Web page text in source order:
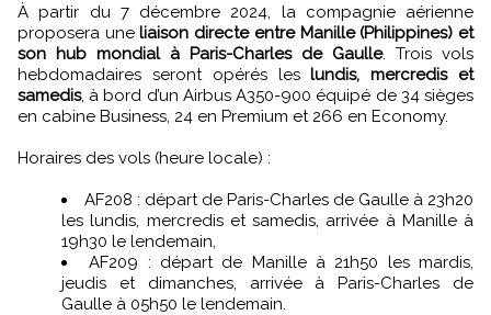
À partir du 7 décembre 2024, la compagnie aérienne
proposera uneliaison directe entre Manille (Philippines) et
son hub mondial à Paris-Charles de Gaulle. Trois vols
hebdomadaires seront opérés leslundis, mercredis et
samedis, à bord d’un Airbus A350-900 équipé de 34 sièges
en cabine Business, 24 en Premium et 266 en Economy.
Horaires des vols (heure locale) :
AF208 : départ de Paris-Charles de Gaulle à 23h20
les lundis, mercredis et samedis, arrivée à Manille à
19h30 le lendemain,
AF209 : départ de Manille à 21h50 les mardis,
jeudis et dimanches, arrivée à Paris-Charles de
Gaulle à 05h50 le lendemain.